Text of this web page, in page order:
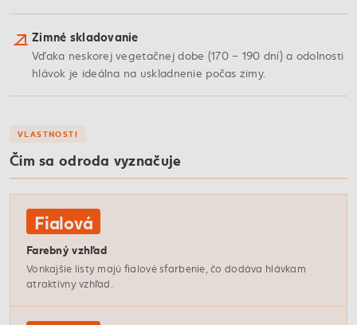
Zimné skladovanie
Vďaka neskorej vegetačnej dobe (170 – 190 dní) a odolnosti
hlávok je ideálna na uskladnenie počas zimy.
VLASTNOSTI
Čím sa odroda vyznačuje
Fialová
Farebný vzhľad
Vonkajšie listy majú fialové sfarbenie, čo dodáva hlávkam
atraktívny vzhľad.